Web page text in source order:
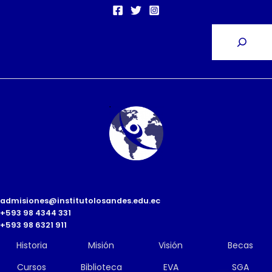
admisiones@institutolosandes.edu.ec
+593 98 4344 331
+593 98 6321 911
Historia Misión Visión
Becas
Cursos
Biblioteca EVA SGA